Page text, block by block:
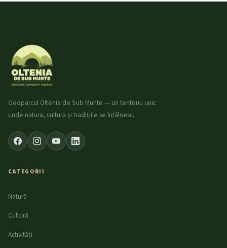
Geoparcul Oltenia de Sub Munte — un teritoriu unic
unde natura, cultura și tradițiile se întâlnesc.
CATEGORII
Natură
Cultură
Activități